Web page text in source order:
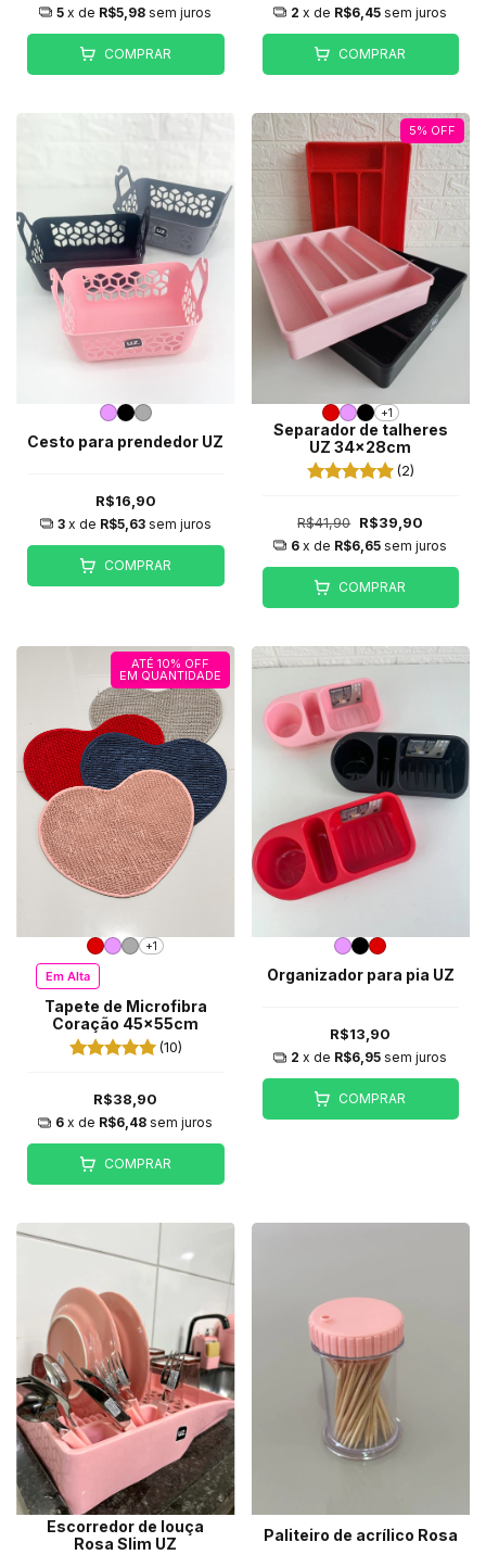
5 x de R$5,98 sem juros
COMPRAR
2 x de R$6,45 sem juros
COMPRAR
Cesto para prendedor UZ
R$16,90
3 x de R$5,63 sem juros
COMPRAR
5% OFF
+1
Separador de talheres
UZ 34x28cm
(2)
R$41,90 R$39,90
6 x de R$6,65 sem juros
COMPRAR
ATÉ 10% OFF
EM QUANTIDADE
+1
Em Alta
Tapete de Microfibra
Coração 45x55cm
(10)
R$38,90
6 x de R$6,48 sem juros
COMPRAR
Organizador para pia UZ
R$13,90
2 x de R$6,95 sem juros
COMPRAR
Escorredor de louça
Rosa Slim UZ
Paliteiro de acrílico Rosa